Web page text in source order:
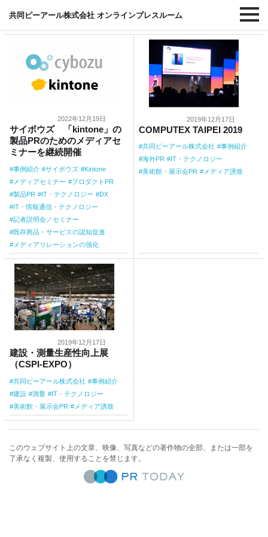
共同ピーアール株式会社 オンラインプレスルーム
#IT・テクノロジー
2022年12月19日
サイボウズ 「kintone」の
製品PRのためのメディアセ
ミナーを継続開催
事例紹介 サイボウズ
Kintone
メディアセミナー
プロダクトPR
製品PR
IT・テクノロジー
DX
IT・情報通信・テクノロジー
記者説明会／セミナー
既存商品・サービスの認知促進
メディアリレーションの強化
2019年12月17日
COMPUTEX TAIPEI 2019
共同ピーアール株式会社
事例紹介
海外PR
IT・テクノロジー
美術館・展示会PR
メディア誘致
2019年12月17日
建設・測量生産性向上展
（CSPI-EXPO）
共同ピーアール株式会社
事例紹介
建設
測量
IT・テクノロジー
美術館・展示会PR
メディア誘致
このウェブサイト上の文章、映像、写真などの著作物の全部、または一部を
了承なく複製、使用することを禁じます。